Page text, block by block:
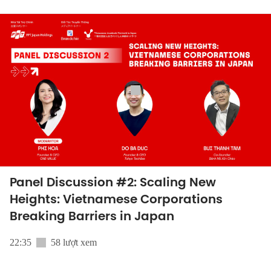
Panel Discussion #2: Scaling New
Heights: Vietnamese Corporations
Breaking Barriers in Japan
22:35 58 lượt xem